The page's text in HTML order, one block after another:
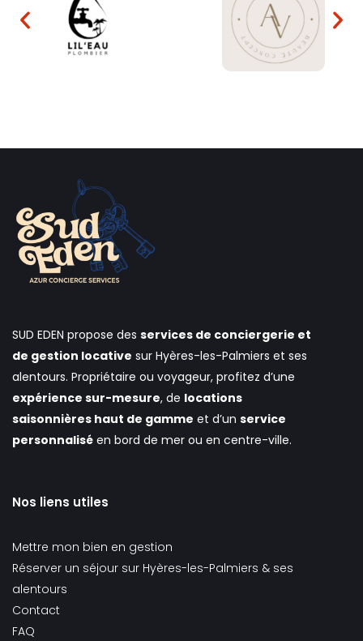
SUD EDEN propose des services de conciergerie et
de gestion locative sur Hyères-les-Palmiers et ses
alentours. Propriétaire ou voyageur, profitez d’une
expérience sur-mesure, de locations
saisonnières haut de gamme et d’un service
personnalisé en bord de mer ou en centre-ville.
Nos liens utiles
Mettre mon bien en gestion
Réserver un séjour sur Hyères-les-Palmiers & ses
alentours
Contact
FAQ